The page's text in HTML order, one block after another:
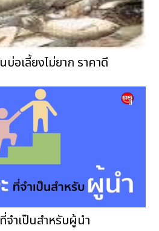
บ่อเลี้ยงไม่ยาก ราคาดี
จำเป็นสำหรับผู้นำ